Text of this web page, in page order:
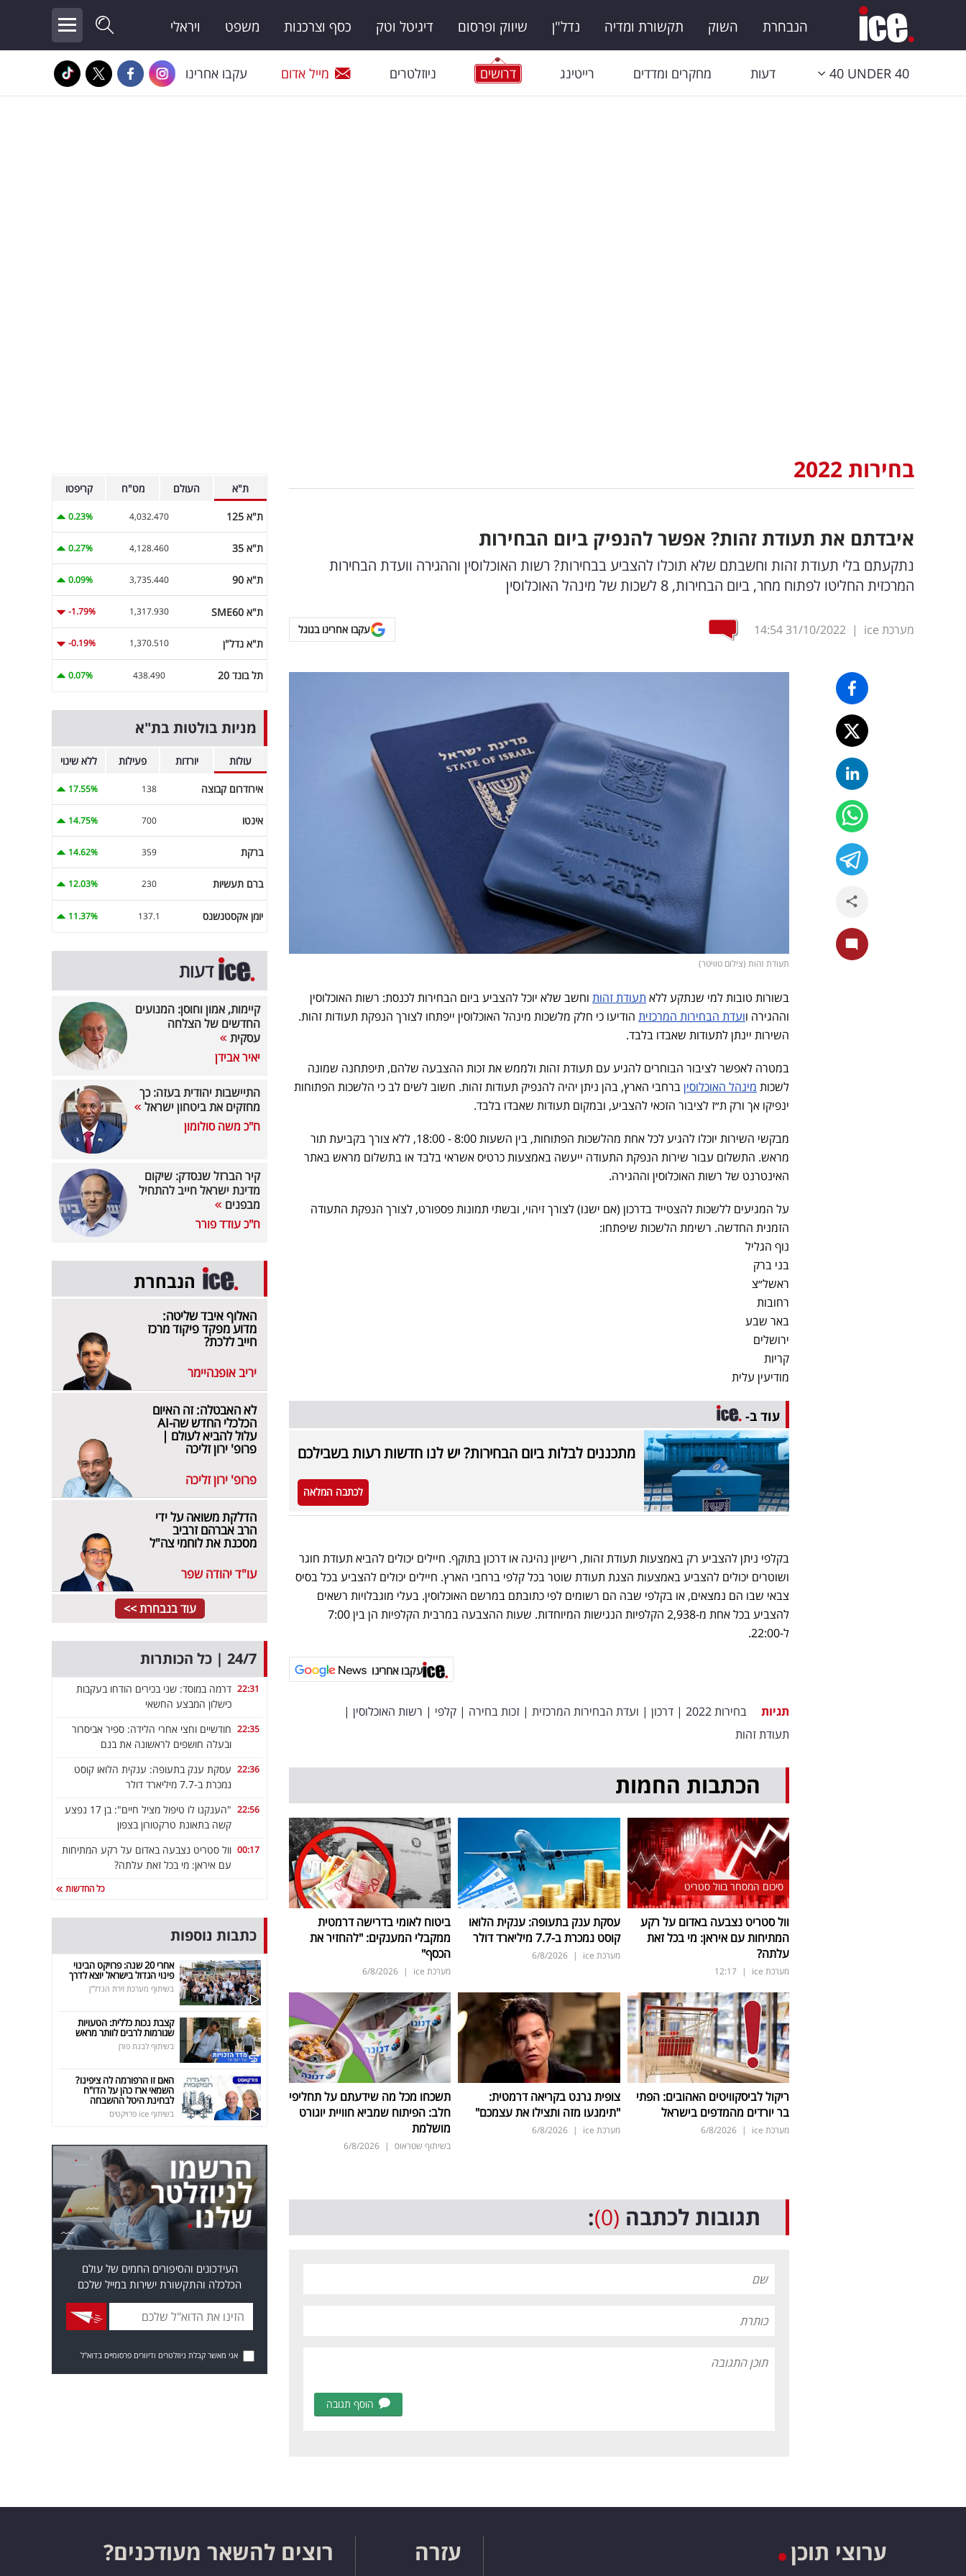
הנבחרת השוק תקשורת ומדיה נדל"ן שיווק ופרסום דיגיטל וטק כסף וצרכנות משפט ויראלי
40 UNDER 40 דעות מחקרים ומדדים רייטינג דרושים ניוזלטרים מייל אדום עקבו אחרינו
בחירות 2022
איבדתם את תעודת זהות? אפשר להנפיק ביום הבחירות
נתקעתם בלי תעודת זהות וחשבתם שלא תוכלו להצביע בבחירות? רשות האוכלוסין וההגירה וועדת הבחירות
המרכזית החליטו לפתוח מחר, ביום הבחירות, 8 לשכות של מינהל האוכלוסין
מערכת ice |
31/10/2022
14:54 עקבו אחרינו בגוגל
תעודת זהות (צילום טוויטר)
בשורות טובות למי שנתקע ללא תעודת זהות וחשב שלא יוכל להצביע ביום הבחירות לכנסת: רשות האוכלוסין
וההגירה וועדת הבחירות המרכזית הודיעו כי חלק מלשכות מינהל האוכלוסין ייפתחו לצורך הנפקת תעודות זהות.
השירות יינתן לתעודות שאבדו בלבד.
במטרה לאפשר לציבור הבוחרים להגיע עם תעודת זהות ולממש את זכות ההצבעה שלהם, תיפתחנה שמונה
לשכות מינהל האוכלוסיןברחבי הארץ, בהן ניתן יהיה להנפיק תעודות זהות. חשוב לשים לב כי הלשכות הפתוחות
ינפיקו אך ורק ת״ז לציבור הזכאי להצביע, ובמקום תעודות שאבדו בלבד.
מבקשי השירות יוכלו להגיע לכל אחת מהלשכות הפתוחות, בין השעות 8:00 - 18:00, ללא צורך בקביעת תור
מראש. התשלום עבור שירות הנפקת התעודה ייעשה באמצעות כרטיס אשראי בלבד או בתשלום מראש באתר
האינטרנט של רשות האוכלוסין וההגירה.
על המגיעים ללשכות להצטייד בדרכון (אם ישנו) לצורך זיהוי, ובשתי תמונות פספורט, לצורך הנפקת התעודה
הזמנית החדשה. רשימת הלשכות שיפתחו:
נוף הגליל
בני ברק
ראשל״צ
רחובות
באר שבע
ירושלים
קריות
מודיעין עלית
עוד ב-
מתכננים לבלות ביום הבחירות? יש לנו חדשות רעות בשבילכם
לכתבה המלאה
בקלפי ניתן להצביע רק באמצעות תעודת זהות, רישיון נהיגה או דרכון בתוקף. חיילים יכולים להביא תעודת חוגר
ושוטרים יכולים להצביע באמצעות הצגת תעודת שוטר בכל קלפי ברחבי הארץ. חיילים יכולים להצביע בכל בסיס
צבאי שבו הם נמצאים, או בקלפי שבה הם רשומים לפי כתובתם במרשם האוכלוסין. בעלי מוגבלויות רשאים
להצביע בכל אחת מ-2,938 הקלפיות הנגישות המיוחדות. שעות ההצבעה במרבית הקלפיות הן בין 7:00
ל-22:00.
עקבו אחרינו
תגיות בחירות 2022 | דרכון | ועדת הבחירות המרכזית | זכות בחירה | קלפי | רשות האוכלוסין |
תעודת זהות
הכתבות החמות
סיכום המסחר בוול סטריט
וול סטריט נצבעה באדום על רקע
המתיחות עם איראן: מי בכל זאת
עלתה?
מערכת ice |
12:17
עסקת ענק בתעופה: ענקית הלואו
קוסט נמכרת ב-7.7 מיליארד דולר
מערכת ice |
6/8/2026
ביטוח לאומי בדרישה דרמטית
ממקבלי המענקים: "להחזיר את
הכסף"
מערכת ice |
6/8/2026
ריקול לביסקוויטים האהובים: הפתי
בר יורדים מהמדפים בישראל
מערכת ice |
6/8/2026
צופית גרנט בקריאה דרמטית:
"תימנעו מזה ותצילו את עצמכם"
מערכת ice |
6/8/2026
תשכחו מכל מה שידעתם על תחליפי
חלב: הפיתוח שמביא חוויית יוגורט
מושלמת
בשיתוף שטראוס |
6/8/2026
תגובות לכתבה (0)
:
הוסף תגובה
ת"א העולם מט"ח קריפטו
ת"א 125 4,032.470
0.23%
ת"א 35 4,128.460
0.27%
ת"א 90 3,735.440
0.09%
ת"א SME60 1,317.930
-1.79%
ת"א נדל"ן 1,370.510
-0.19%
תל בונד 20 438.490
0.07%
מניות בולטות בת"א
עולות יורדות פעילות ללא שינוי
אירודרום קבוצה 138
17.55%
אינטו 700
14.75%
ברקת 359
14.62%
ברם תעשיות 230
12.03%
יומן אקסטנשנס 137.1
11.37%
דעות
קיימות, אמון וחוסן: המנועים
החדשים של הצלחה
עסקית
יאיר אבידן
התיישבות יהודית בעזה: כך
מחזקים את ביטחון ישראל
ח"כ משה סולומון
קיר הברזל שנסדק: שיקום
מדינת ישראל חייב להתחיל
מבפנים
ח"כ עודד פורר
הנבחרת
האלוף איבד שליטה:
מדוע מפקד פיקוד מרכז
חייב ללכת?
יריב אופנהיימר
לא האבטלה: זה האיום
הכלכלי החדש שה-AI
עלול להביא לעולם |
פרופ' ירון זליכה
פרופ' ירון זליכה
הדלקת משואה על ידי
הרב אברהם זרביב
מסכנת את לוחמי צה"ל
עו"ד יהודה שפר
עוד בנבחרת >>
24/7 | כל הכותרות
22:31 דרמה במוסד: שני בכירים הודחו בעקבות
כישלון המבצע החשאי
22:35 חודשיים וחצי אחרי הלידה: ספיר אביסרור
ובעלה חושפים לראשונה את בנם
22:36 עסקת ענק בתעופה: ענקית הלואו קוסט
נמכרת ב-7.7 מיליארד דולר
22:56
"הענקנו לו טיפול מציל חיים": בן 17 נפצע
קשה בתאונת טרקטורון בצפון
00:17 וול סטריט נצבעה באדום על רקע המתיחות
עם איראן: מי בכל זאת עלתה?
כל החדשות
כתבות נוספות
אחרי 20 שנה: פרויקט הבינוי
פינוי הגדול בישראל יוצא לדרך
בשיתוף מערכת זירת הנדל"ן
קצבת נכות כללית: הטעויות
שגורמות לרבים לוותר מראש
בשיתוף לבנת פורן
האם זו הרפורמה לה ציפינו?
השמאי ארז כהן על הדו"ח
לבחינת היטל ההשבחה
בשיתוף ice פרויקטים
העידכונים והסיפורים החמים של עולם
הכלכלה והתקשורת ישירות במייל שלכם
אני מאשר קבלת ניוזלטרים ודיוורים פרסומיים בדוא"ל
ערוצי תוכן
עזרה
רוצים להשאר מעודכנים?